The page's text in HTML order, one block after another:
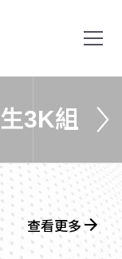
生3K組
查看更多